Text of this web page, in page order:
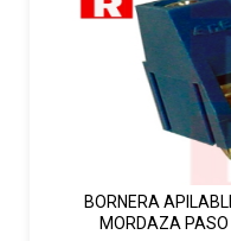
BORNERA
MORDAZA